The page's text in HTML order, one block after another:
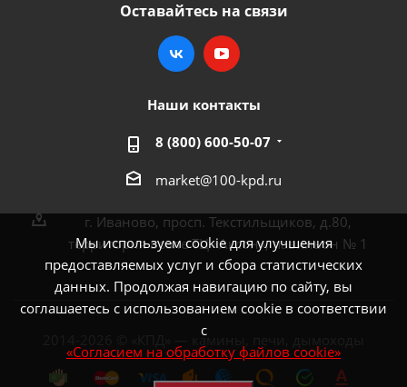
Мы используем cookie для улучшения
предоставляемых услуг и сбора статистических
данных. Продолжая навигацию по сайту, вы
соглашаетесь с использованием cookie в соответствии
с
«Согласием на обработку файлов cookie»
Оставайтесь на связи
Наши контакты
8 (800) 600-50-07
market@100-kpd.ru
г. Иваново, просп. Текстильщиков, д.80,
территория возле ТЦ «Аксон», павильон № 1
2014-2026 © «КПД» — камины, печи, дымоходы